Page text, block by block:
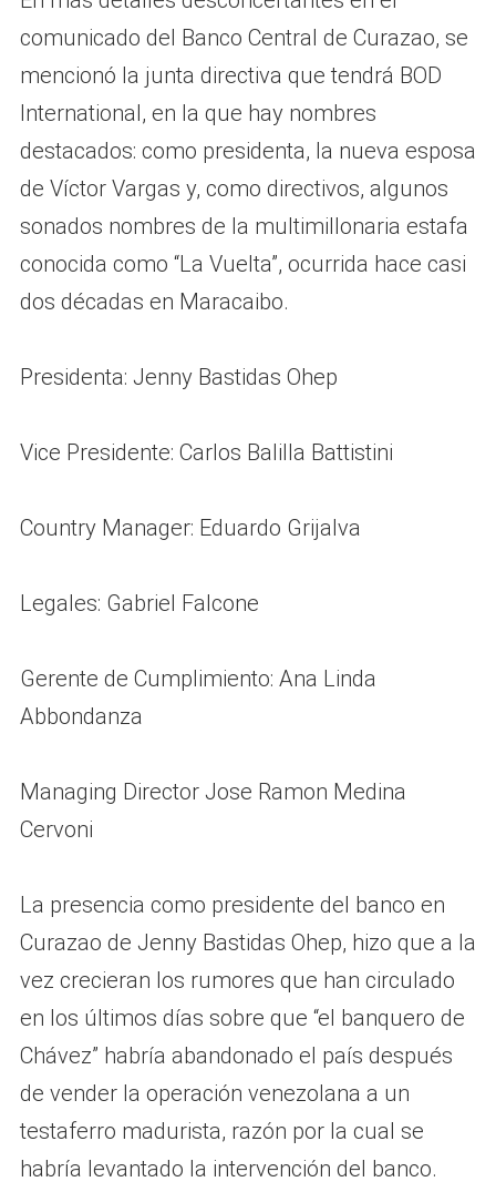
comunicado del Banco Central de Curazao, se
mencionó la junta directiva que tendrá BOD
International, en la que hay nombres
destacados: como presidenta, la nueva esposa
de Víctor Vargas y, como directivos, algunos
sonados nombres de la multimillonaria estafa
conocida como “La Vuelta”, ocurrida hace casi
dos décadas en Maracaibo.
Presidenta: Jenny Bastidas Ohep
Vice Presidente: Carlos Balilla Battistini
Country Manager: Eduardo Grijalva
Legales: Gabriel Falcone
Gerente de Cumplimiento: Ana Linda
Abbondanza
Managing Director Jose Ramon Medina
Cervoni
La presencia como presidente del banco en
Curazao de Jenny Bastidas Ohep, hizo que a la
vez crecieran los rumores que han circulado
en los últimos días sobre que “el banquero de
Chávez” habría abandonado el país después
de vender la operación venezolana a un
testaferro madurista, razón por la cual se
habría levantado la intervención del banco.